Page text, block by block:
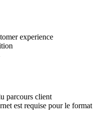
experience
parcours client
est requise pour le format